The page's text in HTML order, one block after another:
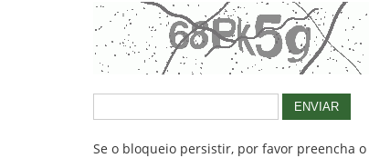
ENVIAR
Se o bloqueio persistir, por favor preencha o